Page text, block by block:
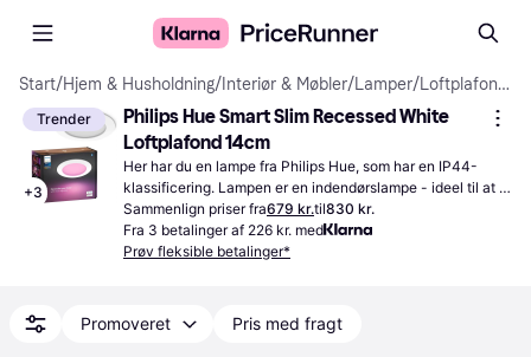
Start/Hjem & Husholdning/ Interiør & Møbler/Lamper/ Loftplafonder
Trender
+3
Philips Hue Smart Slim Recessed White
Loftplafond 14cm
Her har du en lampe fra Philips Hue, som har en IP44-
klassificering. Lampen er en indendørslampe - ideel til at
skabe nye lysforhold.
Sammenlign priser fra679 kr.til830 kr.
Fra 3 betalinger af 226 kr. med
Prøv fleksible betalinger*
Promoveret Pris med fragt